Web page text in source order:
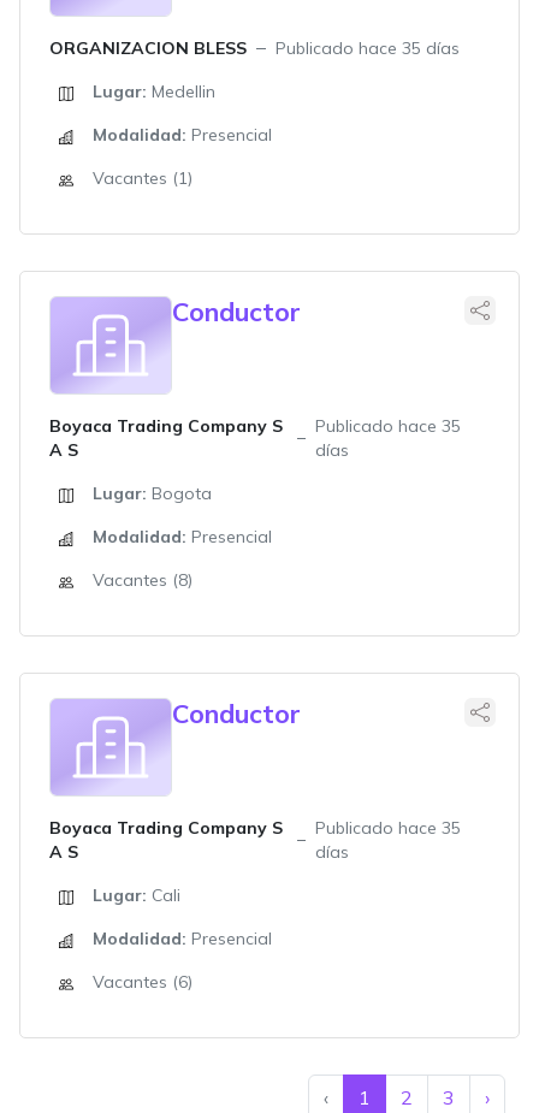
ORGANIZACION BLESS
Publicado hace 35 días
Lugar: Medellin
Modalidad: Presencial
Vacantes (1)
Conductor
Boyaca Trading Company S
A S
Publicado hace 35
días
Lugar: Bogota
Modalidad: Presencial
Vacantes (8)
Conductor
Boyaca Trading Company S
A S
Publicado hace 35
días
Lugar: Cali
Modalidad: Presencial
Vacantes (6)
‹ 1 2 3 ›